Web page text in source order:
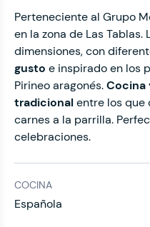
Perteneciente al Grupo
en la zona de Las
dimensiones, con
gusto e inspirado en los
Pirineo aragonés.Cocina
tradicionalentre los que
carnes a la parrilla.
celebraciones.
COCINA
Española